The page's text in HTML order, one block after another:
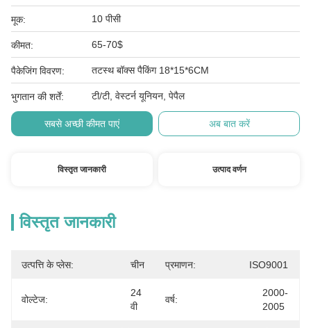
मूक: 10 पीसी
कीमत: 65-70$
पैकेजिंग विवरण: तटस्थ बॉक्स पैकिंग 18*15*6CM
भुगतान की शर्तें: टी/टी, वेस्टर्न यूनियन, पेपैल
सबसे अच्छी कीमत पाएं अब बात करें
विस्तृत जानकारी उत्पाद वर्णन
विस्तृत जानकारी
उत्पत्ति के प्लेस: चीन प्रमाणन: ISO9001
वोल्टेज:
24
वी
वर्ष:
2000-
2005